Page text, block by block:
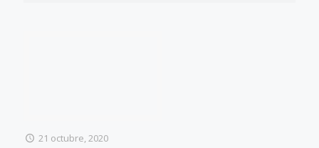
21 octubre, 2020